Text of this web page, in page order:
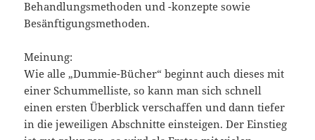
Behandlungsmethoden und -konzepte sowie
Besänftigungsmethoden.
Meinung:
Wie alle „Dummie-Bücher“ beginnt auch dieses mit
einer Schummelliste, so kann man sich schnell
einen ersten Überblick verschaffen und dann tiefer
in die jeweiligen Abschnitte einsteigen. Der Einstieg